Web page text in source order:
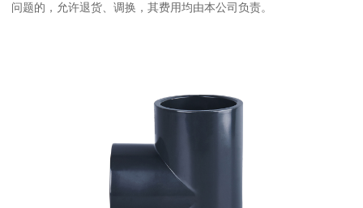
问题的，允许退货、调换，其费用均由本公司负责。